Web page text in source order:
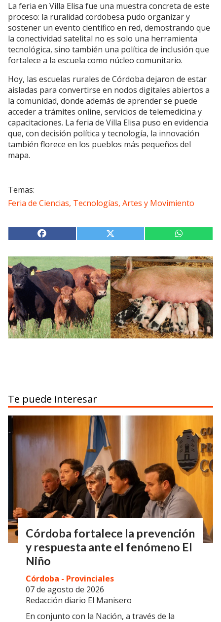
La feria en Villa Elisa fue una muestra concreta de este
proceso: la ruralidad cordobesa pudo organizar y
sostener un evento científico en red, demostrando que
la conectividad satelital no es solo una herramienta
tecnológica, sino también una política de inclusión que
fortalece a la escuela como núcleo comunitario.
Hoy, las escuelas rurales de Córdoba dejaron de estar
aisladas para convertirse en nodos digitales abiertos a
la comunidad, donde además de aprender se puede
acceder a trámites online, servicios de telemedicina y
capacitaciones. La feria de Villa Elisa puso en evidencia
que, con decisión política y tecnología, la innovación
también florece en los pueblos más pequeños del
mapa.
Feria de Ciencias, Tecnologías, Artes y Movimiento
Te puede interesar
Córdoba fortalece la prevención
y respuesta ante el fenómeno El
Niño
Redacción diario El Manisero
Córdoba - Provinciales
07 de agosto de 2026
En conjunto con la Nación, a través de la